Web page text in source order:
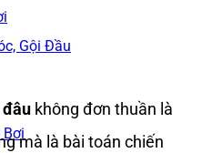
Gội Đầu
Bơi
đâu không đơn thuần là
mà là bài toán chiến